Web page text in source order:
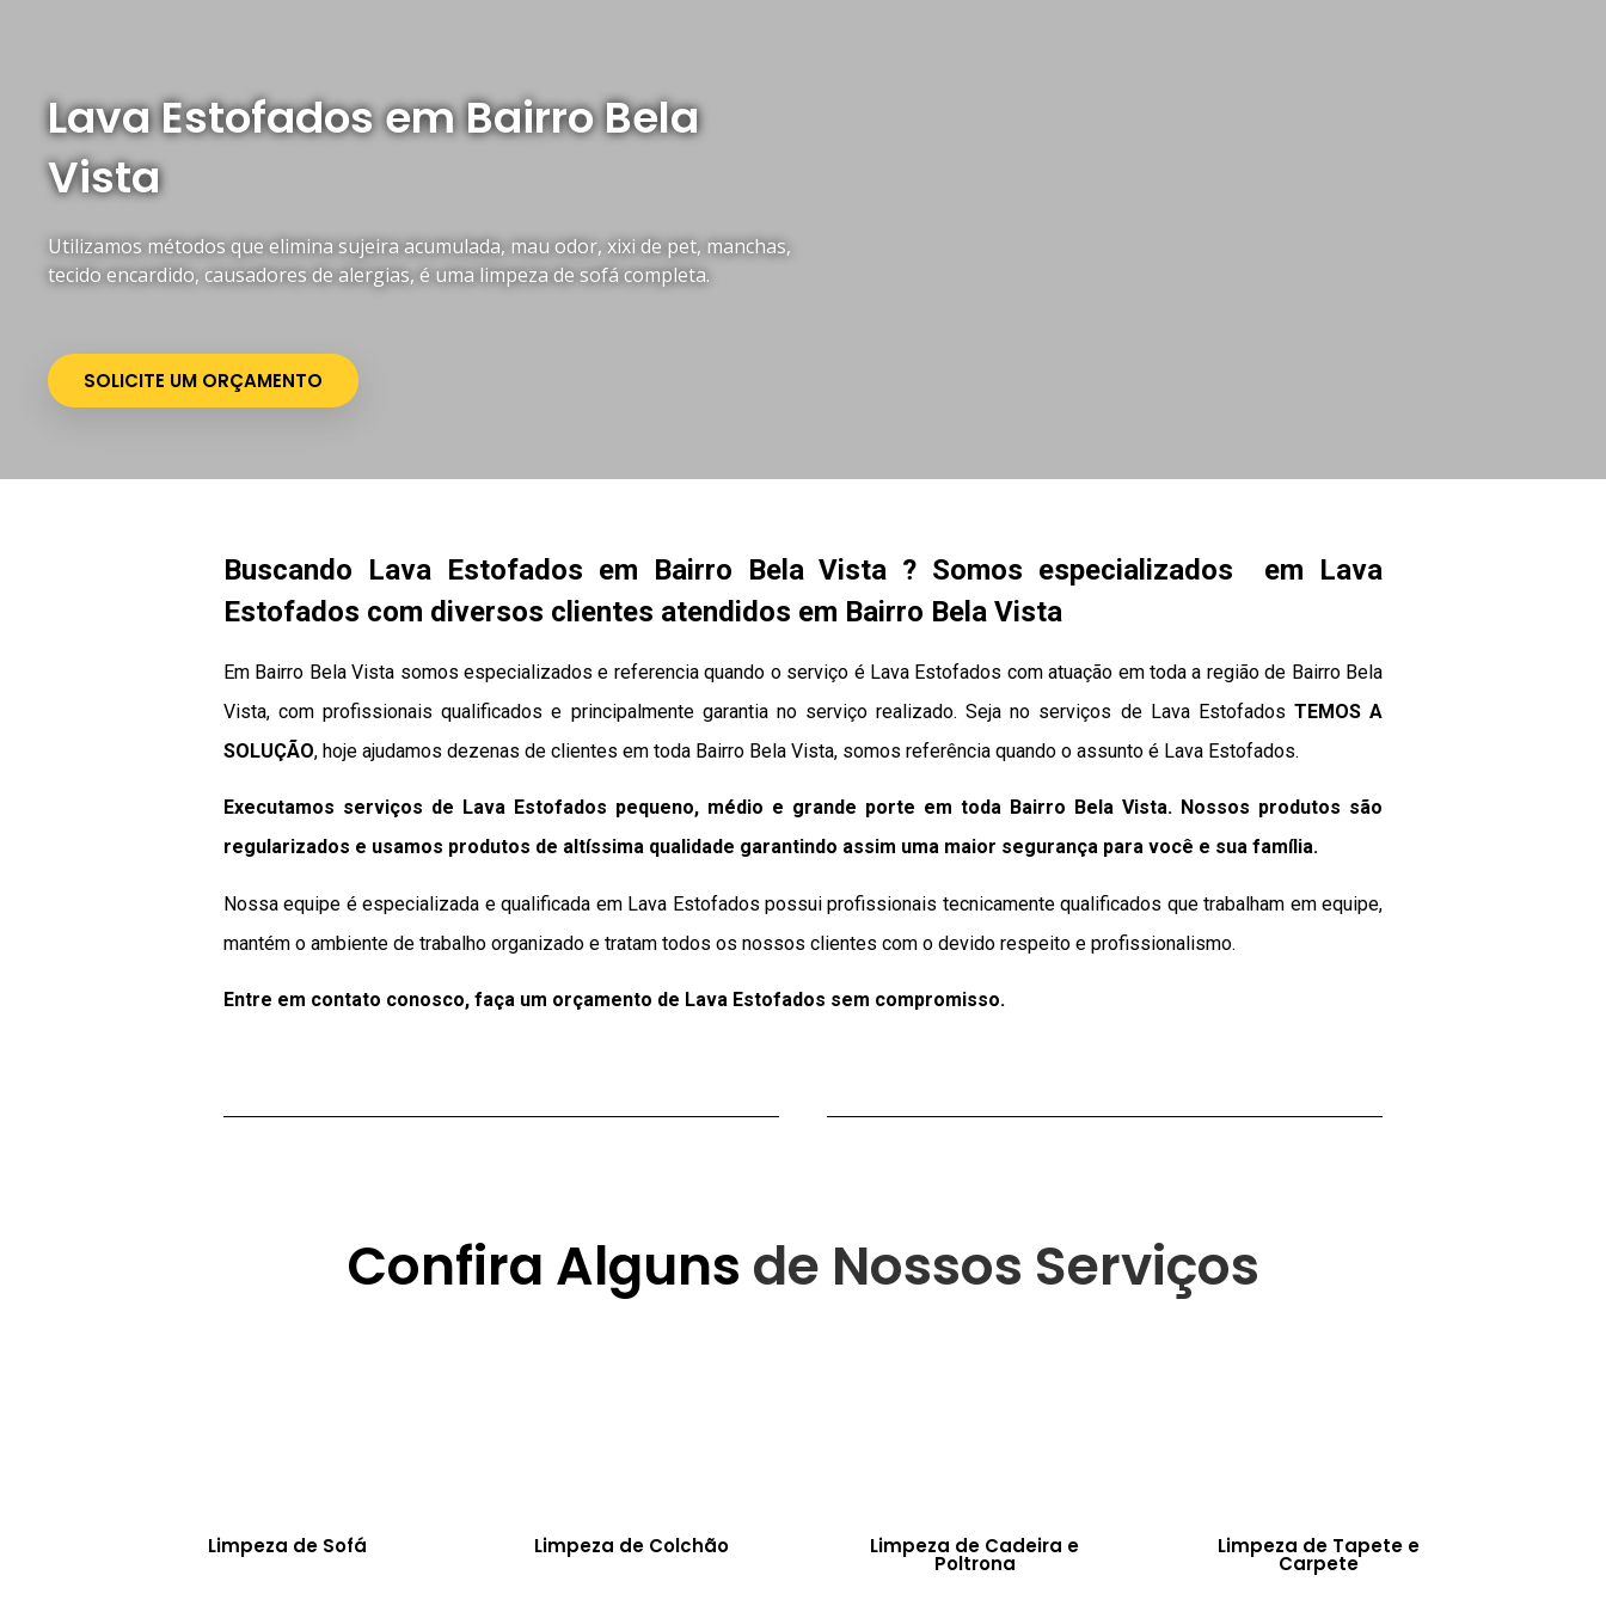
Lava Estofados em Bairro Bela
Vista
Utilizamos métodos que elimina sujeira acumulada, mau odor, xixi de pet, manchas,
tecido encardido, causadores de alergias, é uma limpeza de sofá completa.
SOLICITE UM ORÇAMENTO
Buscando Lava Estofados em Bairro Bela Vista ? Somos especializados em Lava
Estofados com diversos clientes atendidos em Bairro Bela Vista
Em Bairro Bela Vista somos especializados e referencia quando o serviço é Lava Estofados com atuação em toda a região de Bairro Bela
Vista, com profissionais qualificados e principalmente garantia no serviço realizado. Seja no serviços de Lava Estofados TEMOS A
SOLUÇÃO, hoje ajudamos dezenas de clientes em toda Bairro Bela Vista, somos referência quando o assunto é Lava Estofados.
Executamos serviços de Lava Estofados pequeno, médio e grande porte em toda Bairro Bela Vista. Nossos produtos são
regularizados e usamos produtos de altíssima qualidade garantindo assim uma maior segurança para você e sua família.
Nossa equipe é especializada e qualificada em Lava Estofados possui profissionais tecnicamente qualificados que trabalham em equipe,
mantém o ambiente de trabalho organizado e tratam todos os nossos clientes com o devido respeito e profissionalismo.
Entre em contato conosco, faça um orçamento de Lava Estofados sem compromisso.
Confira Alguns de Nossos Serviços
Limpeza de Sofá Limpeza de Colchão Limpeza de Cadeira e
Poltrona
Limpeza de Tapete e
Carpete